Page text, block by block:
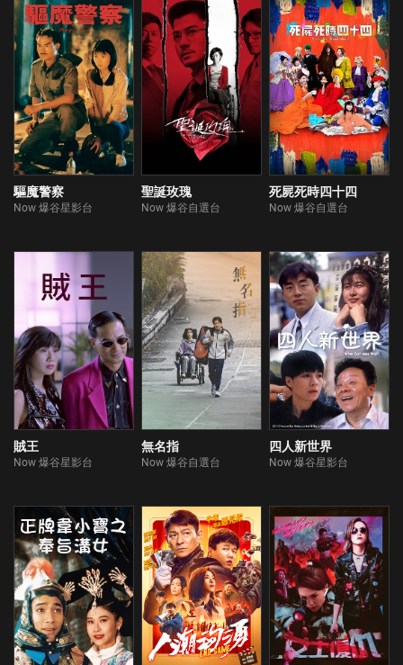
驅魔警察
Now 爆谷星影台
聖誕玫瑰
Now 爆谷自選台
死屍死時四十四
Now 爆谷自選台
賊王
Now 爆谷星影台
無名指
Now 爆谷自選台
四人新世界
Now 爆谷星影台